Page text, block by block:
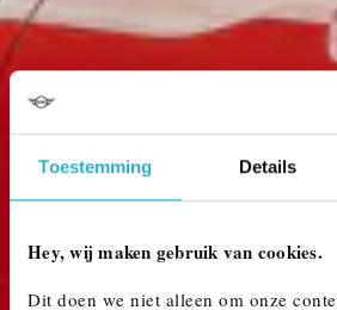
Toestemming Details
Hey, wij maken gebruik van cookies.
Dit doen we niet alleen om onze
BOEK EEN PROEFRIT IN